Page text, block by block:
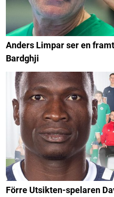
Anders Limpar ser en
Bardghji
Förre Utsikten-spelaren